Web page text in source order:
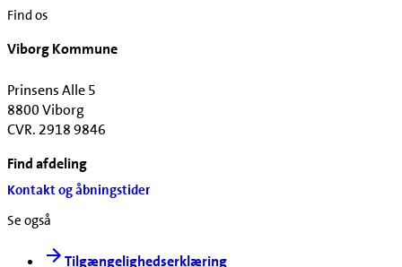
Find os
Viborg Kommune
Prinsens Alle 5
8800 Viborg
CVR. 2918 9846
Find afdeling
Kontakt og åbningstider
Se også
Tilgængelighedserklæring